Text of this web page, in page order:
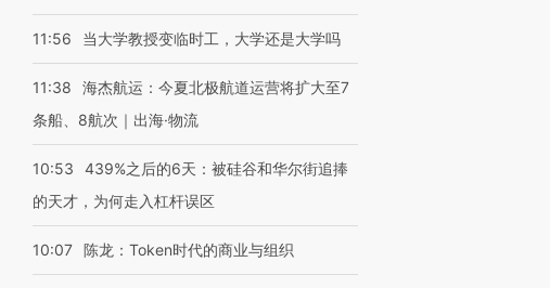
11:56 当大学教授变临时工，大学还是大学吗
11:38
海杰航运：今夏北极航道运营将扩大至7
条船、8航次｜出海·物流
10:53
439%之后的6天：被硅谷和华尔街追捧
的天才，为何走入杠杆误区
10:07 陈龙：Token时代的商业与组织